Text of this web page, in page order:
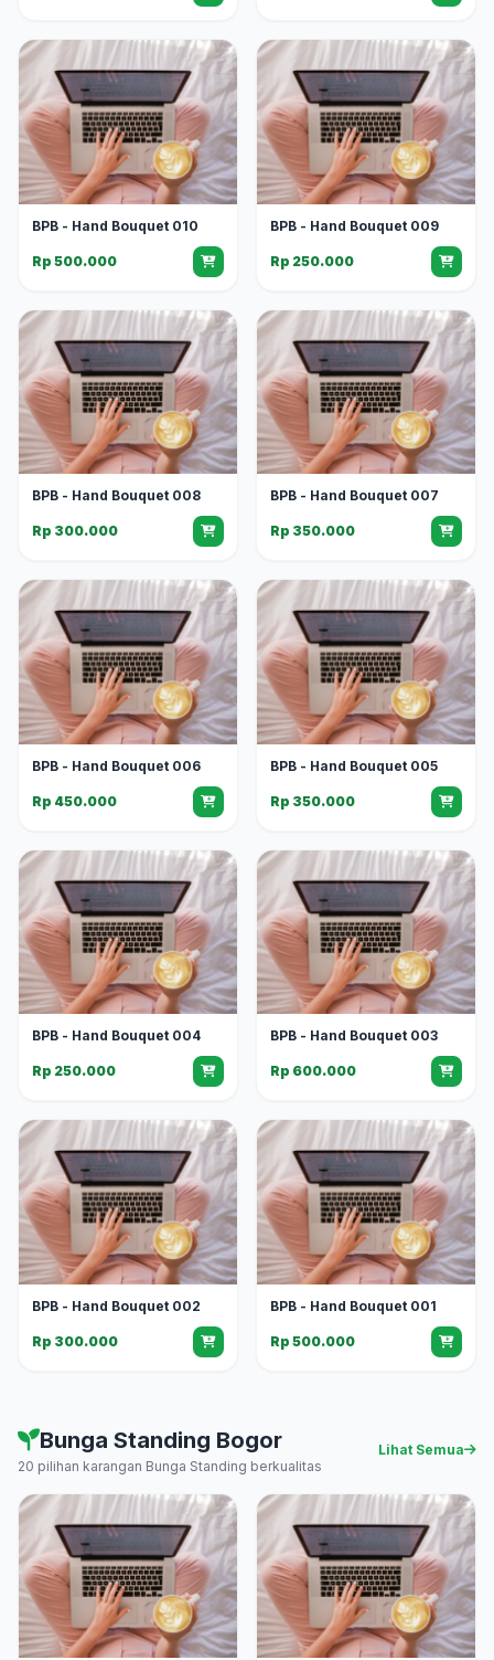
BPB - Hand Bouquet 010
Rp 500.000
BPB - Hand Bouquet 009
Rp 250.000
BPB - Hand Bouquet 008
Rp 300.000
BPB - Hand Bouquet 007
Rp 350.000
BPB - Hand Bouquet 006
Rp 450.000
BPB - Hand Bouquet 005
Rp 350.000
BPB - Hand Bouquet 004
Rp 250.000
BPB - Hand Bouquet 003
Rp 600.000
BPB - Hand Bouquet 002
Rp 300.000
BPB - Hand Bouquet 001
Rp 500.000
Bunga Standing Bogor
20 pilihan karangan Bunga Standing berkualitas
Lihat Semua